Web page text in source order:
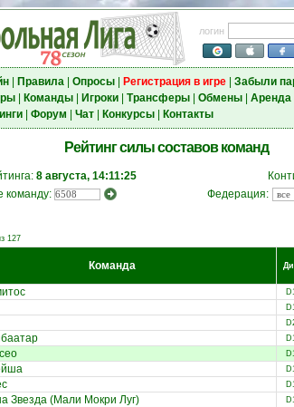
логин
| Правила| Опросы| Регистрация в игре| Забыли
| Команды| Игроки| Трансферы| Обмены| Аренда
| Форум Чат| Конкурсы| Контакты
Рейтинг силы составов команд
8 августа, 14:11:25
команду:
Федерация:
127
Команда
Звезда (Мали Мокри Луг)